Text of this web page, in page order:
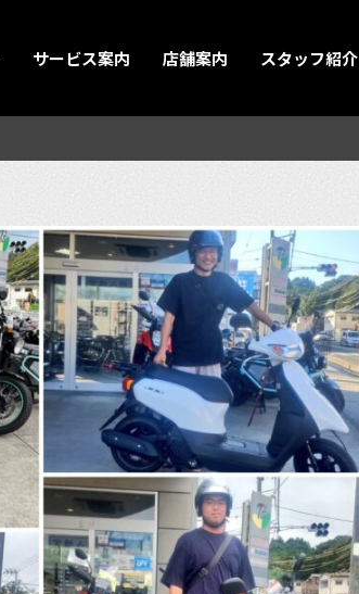
サービス案内 店舗案内 スタッフ紹介